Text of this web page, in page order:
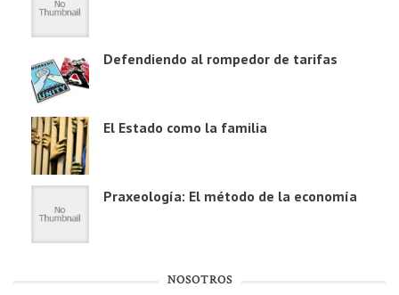
Defendiendo al rompedor de tarifas
El Estado como la familia
Praxeología: El método de la economía
NOSOTROS